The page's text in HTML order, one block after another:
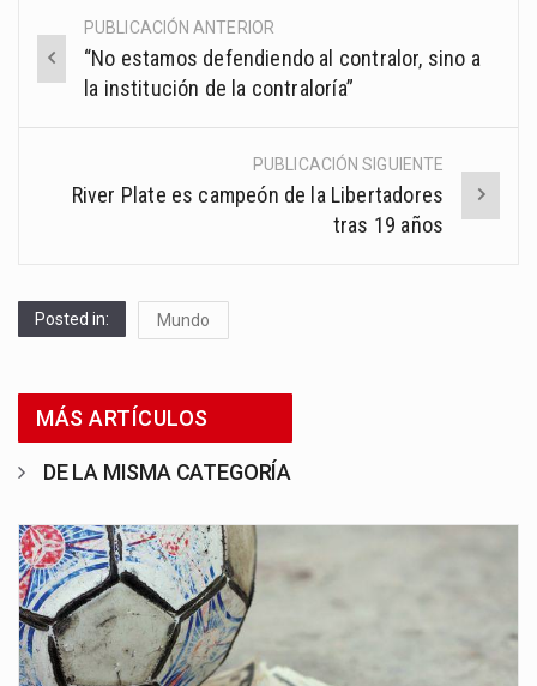
Post
navigation
PUBLICACIÓN ANTERIOR
“No estamos defendiendo al contralor, sino a
la institución de la contraloría”
PUBLICACIÓN SIGUIENTE
River Plate es campeón de la Libertadores
tras 19 años
Posted in: Mundo
MÁS ARTÍCULOS
DE LA MISMA CATEGORÍA